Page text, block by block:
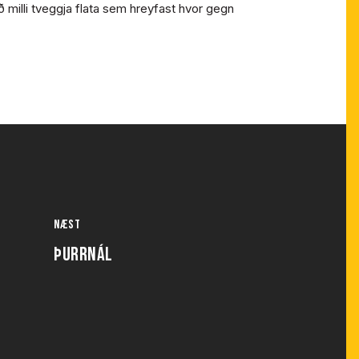
milli tveggja flata sem hreyfast hvor gegn
Næst
ÞURRNÁL